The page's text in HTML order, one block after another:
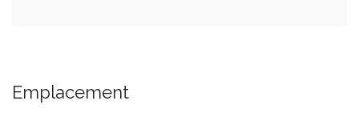
Emplacement